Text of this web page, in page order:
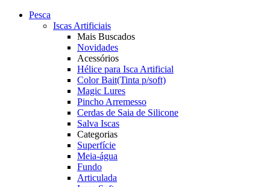
Pesca
Iscas Artificiais
Mais Buscados
Novidades
Acessórios
Hélice para Isca Artificial
Color Bait(Tinta p/soft)
Magic Lures
Pincho Arremesso
Cerdas de Saia de Silicone
Salva Iscas
Categorias
Superfície
Meia-água
Fundo
Articulada